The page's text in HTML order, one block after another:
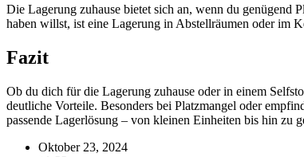
Die Lagerung zuhause bietet sich an, wenn du genügend
haben willst, ist eine Lagerung in Abstellräumen oder im
Fazit
Ob du dich für die Lagerung zuhause oder in einem
deutliche Vorteile. Besonders bei Platzmangel oder
passende Lagerlösung – von kleinen Einheiten bis hin zu
Oktober 23, 2024